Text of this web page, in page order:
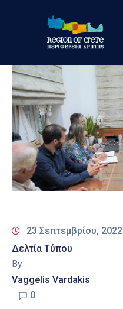
Περιφέρεια
Ενημέρωση
Έργα
&
Δράσεις
Ψηφιακές
Υπηρεσίες
23 Σεπτεμβρίου, 2022
Δελτία Τύπου
By
Vaggelis Vardakis
0